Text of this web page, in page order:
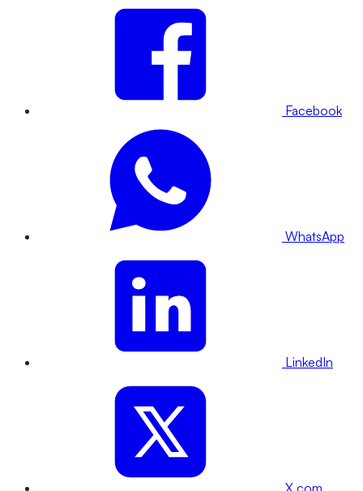
Facebook
WhatsApp
LinkedIn